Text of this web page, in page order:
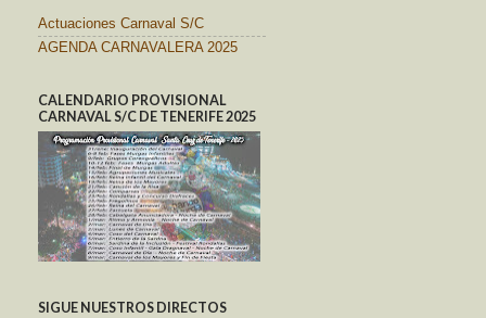
Actuaciones Carnaval S/C
AGENDA CARNAVALERA 2025
CALENDARIO PROVISIONAL
CARNAVAL S/C DE TENERIFE 2025
SIGUE NUESTROS DIRECTOS